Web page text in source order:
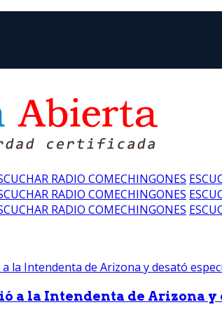
RADIO COMECHINGONES
RADIO COMECHINGONES
RADIO COMECHINGONES
a la Intendenta de Arizona y